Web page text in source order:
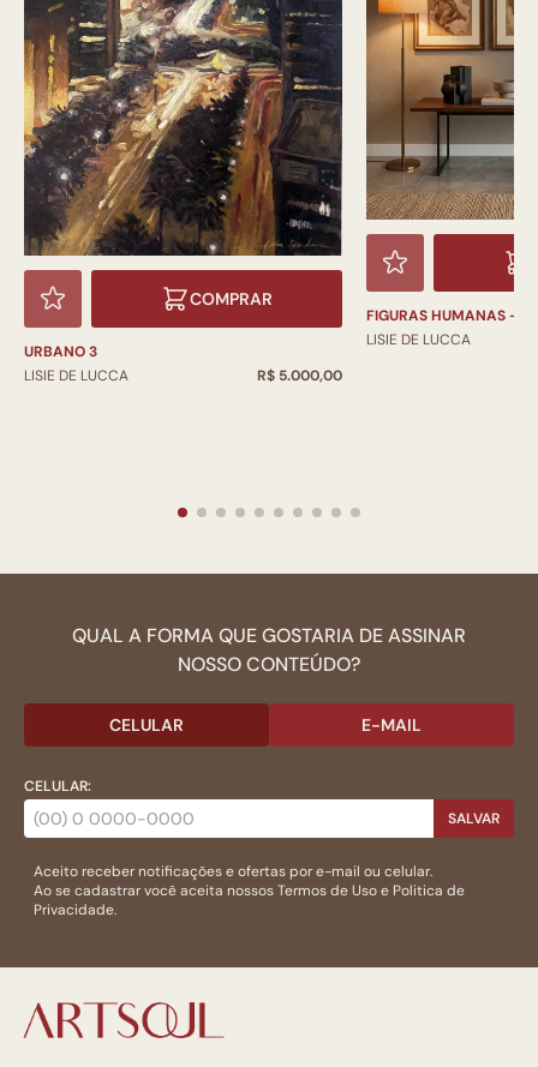
COMPRAR
URBANO 3
LISIE DE LUCCA
R$ 5.000,00
FIGURAS HUMANAS -
LISIE DE LUCCA
QUAL A FORMA QUE GOSTARIA DE ASSINAR
NOSSO CONTEÚDO?
CELULAR E-MAIL
CELULAR:
SALVAR
Aceito receber notificações e ofertas por e-mail ou celular.
Ao se cadastrar você aceita nossosTermos de Usoe Politica de
Privacidade.